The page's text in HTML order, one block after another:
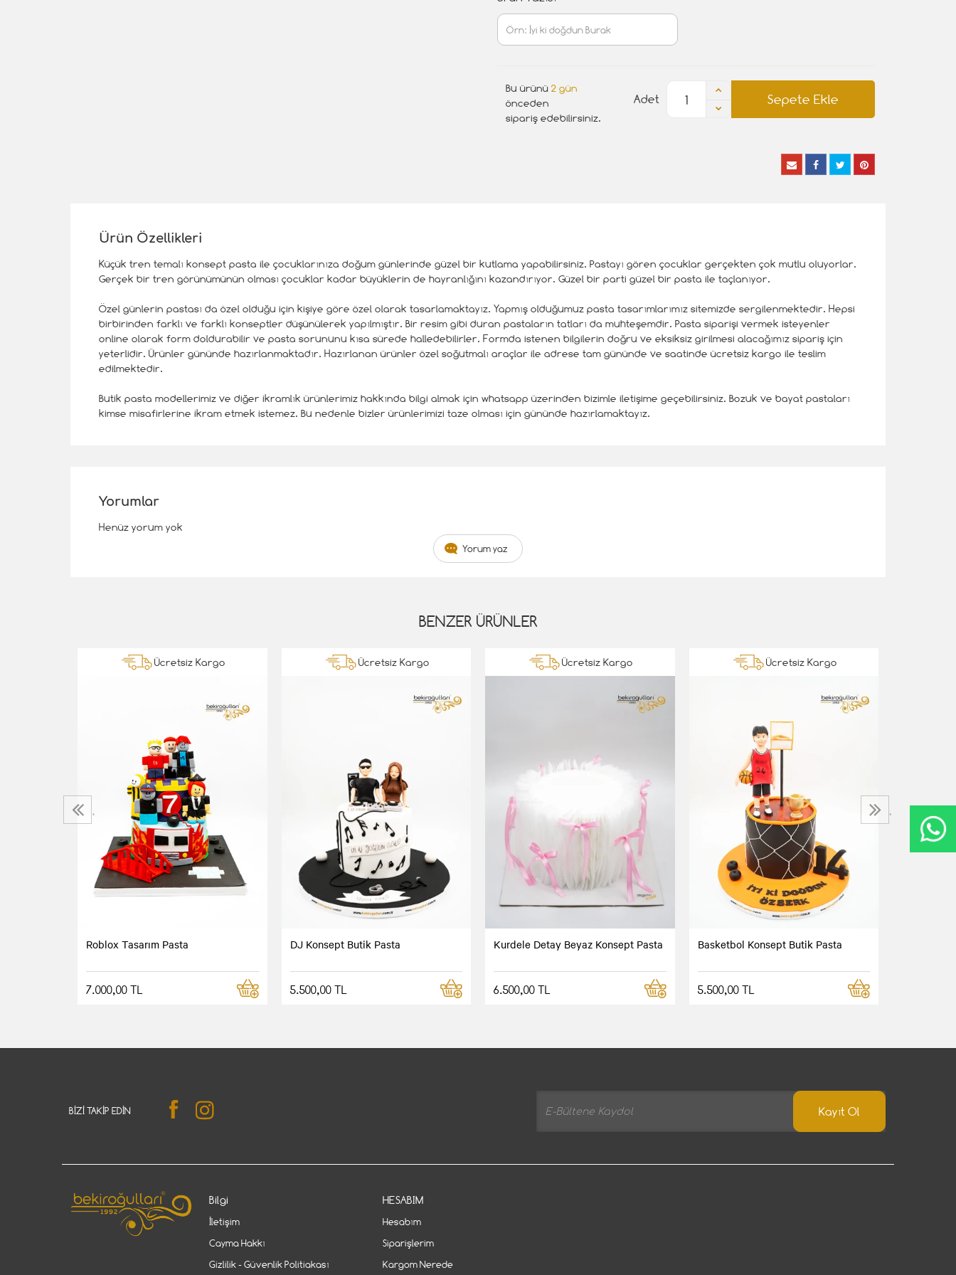
Bu ürünü 2 gün
önceden
sipariş edebilirsiniz.
Sepete Ekle
Adet
Ürün Özellikleri
Küçük tren temalı konsept pasta ile çocuklarınıza doğum günlerinde güzel bir kutlama yapabilirsiniz. Pastayı gören çocuklar gerçekten çok mutlu oluyorlar.
Gerçek bir tren görünümünün olması çocuklar kadar büyüklerin de hayranlığını kazandırıyor. Güzel bir parti güzel bir pasta ile taçlanıyor.
Özel günlerin pastası da özel olduğu için kişiye göre özel olarak tasarlamaktayız. Yapmış olduğumuz pasta tasarımlarımız sitemizde sergilenmektedir. Hepsi
birbirinden farklı ve farklı konseptler düşünülerek yapılmıştır. Bir resim gibi duran pastaların tatları da muhteşemdir. Pasta siparişi vermek isteyenler
online olarak form doldurabilir ve pasta sorununu kısa sürede halledebilirler. Formda istenen bilgilerin doğru ve eksiksiz girilmesi alacağımız sipariş için
yeterlidir. Ürünler gününde hazırlanmaktadır. Hazırlanan ürünler özel soğutmalı araçlar ile adrese tam gününde ve saatinde ücretsiz kargo ile teslim
edilmektedir.
Butik pasta modellerimiz ve diğer ikramlık ürünlerimiz hakkında bilgi almak için whatsapp üzerinden bizimle iletişime geçebilirsiniz. Bozuk ve bayat pastaları
kimse misafirlerine ikram etmek istemez. Bu nedenle bizler ürünlerimizi taze olması için gününde hazırlamaktayız.
Yorumlar
Henüz yorum yok
Yorum yaz
BENZER ÜRÜNLER
Ücretsiz Kargo
Roblox Tasarım Pasta
7.000,00 TL
Ücretsiz Kargo
DJ Konsept Butik Pasta
5.500,00 TL
Ücretsiz Kargo
Kurdele Detay Beyaz Konsept Pasta
6.500,00 TL
Ücretsiz Kargo
Basketbol Konsept Butik Pasta
5.500,00 TL
5.500,00
‹ ›
BIZI TAKIP EDIN Kayıt Ol
Bilgi
İletişim
Cayma Hakkı
Gizlilik - Güvenlik Politiakası
HESABIM
Hesabım
Siparişlerim
Kargom Nerede